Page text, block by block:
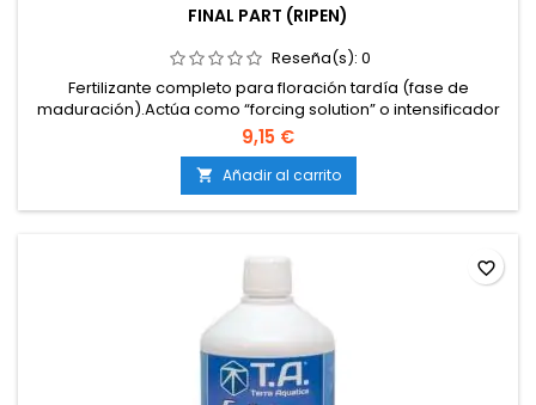
FINAL PART (RIPEN)
Reseña(s): 0
Fertilizante completo para floración tardía (fase de
maduración).Actúa como “forcing solution” o intensificador
de maduración.No requiere potenciadores
adicionales.Adecuado para cultivos en hidroponía, suelo,
coco, interior y exterior.Formula tamponada que ayuda a
estabilizar la solución nutritiva.
9,15 €
 Añadir al carrito
favorite_border